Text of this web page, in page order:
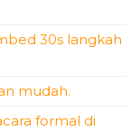
30s langkah
mudah.
formal di